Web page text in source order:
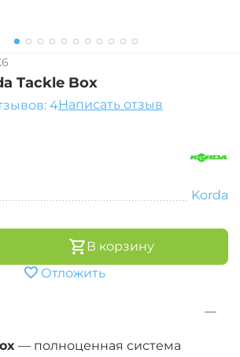
Tackle Box
4Написать отзыв
Korda
В корзину
Отложить
— полноценная система